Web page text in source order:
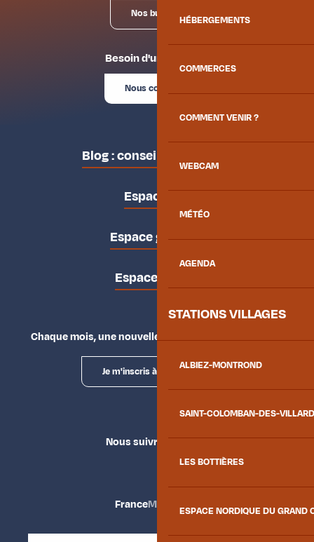
HÉBERGEMENTS
COMMERCES
COMMENT VENIR ?
WEBCAM
MÉTÉO
AGENDA
STATIONS VILLAGES
ALBIEZ-MONTROND
SAINT-COLOMBAN-DES-
LES BOTTIÈRES
ESPACE NORDIQUE DU GRAND
Nos bureaux
Besoin d'un conseil ?
Nous contacter
Blog : conseils des locaux
Espace pro
Espace groupes
Espace presse
Chaque mois, une nouvelle façon d'explorer la vallée.
Je m'inscris à la newsletter
Nous suivre
FranceMaurienne